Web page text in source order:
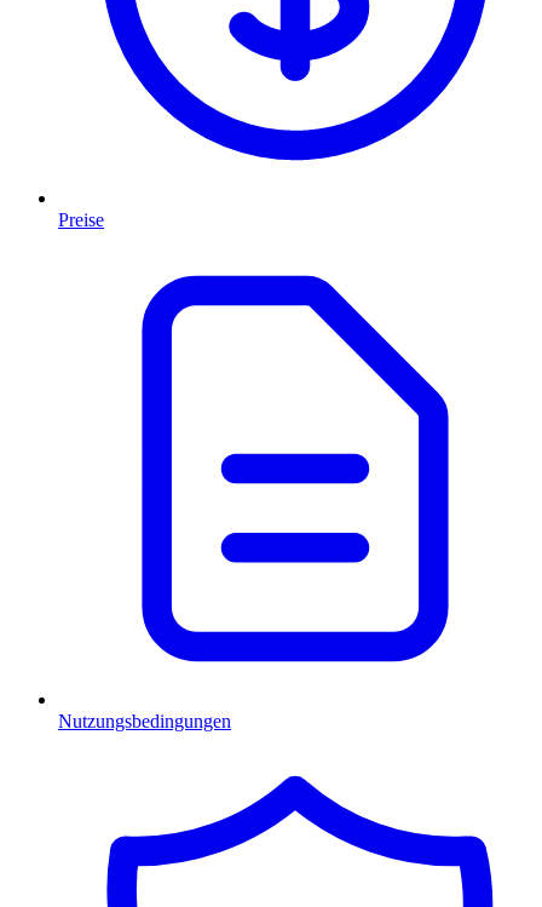
Preise
Nutzungsbedingungen